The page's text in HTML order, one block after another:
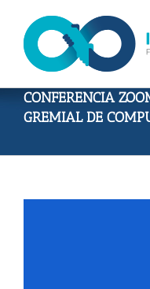
content
CONFERENCIA
GREMIAL DE